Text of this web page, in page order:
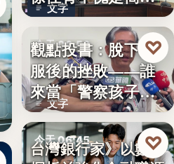
文字
培的師父
今天 06:50
警察家庭
文字
觀點投書：脫下制
服後的挫敗——誰
來當「警察孩子」
的保母？
♡
今天 06:45
台灣銀行家》以數字
♡